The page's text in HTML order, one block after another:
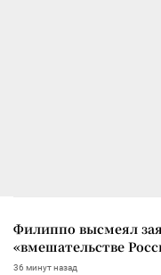
Филиппо высмеял
«вмешательстве
36 минут назад